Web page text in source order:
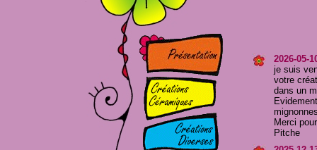
2026-05-
je suis
votre
dans un
Merci
Pitche